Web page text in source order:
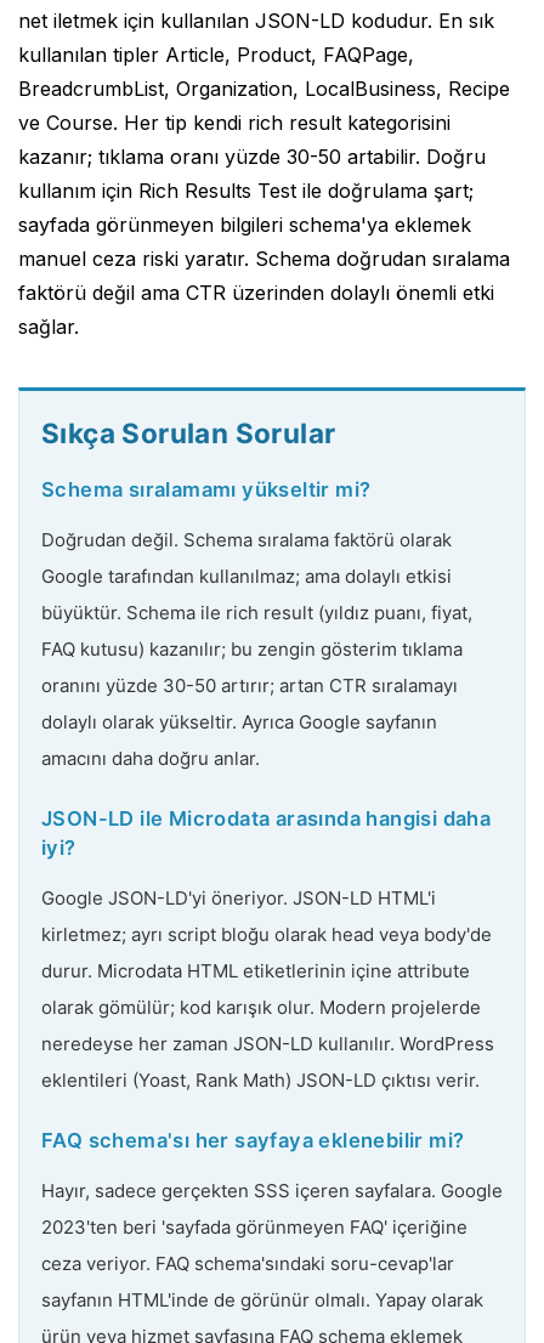
net iletmek için kullanılan JSON-LD kodudur. En sık
kullanılan tipler Article, Product, FAQPage,
BreadcrumbList, Organization, LocalBusiness, Recipe
ve Course. Her tip kendi rich result kategorisini
kazanır; tıklama oranı yüzde 30-50 artabilir. Doğru
kullanım için Rich Results Test ile doğrulama şart;
sayfada görünmeyen bilgileri schema'ya eklemek
manuel ceza riski yaratır. Schema doğrudan sıralama
faktörü değil ama CTR üzerinden dolaylı önemli etki
sağlar.
Sıkça Sorulan Sorular
Schema sıralamamı yükseltir mi?
Doğrudan değil. Schema sıralama faktörü olarak
Google tarafından kullanılmaz; ama dolaylı etkisi
büyüktür. Schema ile rich result (yıldız puanı, fiyat,
FAQ kutusu) kazanılır; bu zengin gösterim tıklama
oranını yüzde 30-50 artırır; artan CTR sıralamayı
dolaylı olarak yükseltir. Ayrıca Google sayfanın
amacını daha doğru anlar.
JSON-LD ile Microdata arasında hangisi daha
iyi?
Google JSON-LD'yi öneriyor. JSON-LD HTML'i
kirletmez; ayrı script bloğu olarak head veya body'de
durur. Microdata HTML etiketlerinin içine attribute
olarak gömülür; kod karışık olur. Modern projelerde
neredeyse her zaman JSON-LD kullanılır. WordPress
eklentileri (Yoast, Rank Math) JSON-LD çıktısı verir.
FAQ schema'sı her sayfaya eklenebilir mi?
Hayır, sadece gerçekten SSS içeren sayfalara. Google
2023'ten beri 'sayfada görünmeyen FAQ' içeriğine
ceza veriyor. FAQ schema'sındaki soru-cevap'lar
sayfanın HTML'inde de görünür olmalı. Yapay olarak
ürün veya hizmet sayfasına FAQ schema eklemek